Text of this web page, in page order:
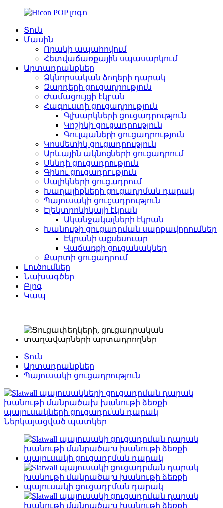
Տուն
Մասին
Որակի ապահովում
Հետվաճառքային սպասարկում
Արտադրանքներ
Ձկնորսական ձողերի դարակ
Զարդերի ցուցադրություն
Ժամացույցի էկրան
Հագուստի ցուցադրություն
Գլխարկների ցուցադրություն
Կոշիկի ցուցադրություն
Գուլպաների ցուցադրություն
Կոսմետիկ ցուցադրություն
Արևային ակնոցների ցուցադրում
Սննդի ցուցադրություն
Գինու ցուցադրություն
Սալիկների ցուցադրում
Խաղալիքների ցուցադրման դարակ
Պայուսակի ցուցադրություն
Էլեկտրոնիկայի էկրան
Ականջակալների էկրան
Խանութի ցուցադրման սարքավորումներ
Էկրանի աքսեսուար
Վաճառքի ցուցանակներ
Քարտի ցուցադրում
Լուծումներ
Նախագծեր
Բլոգ
Կապ
Տուն
Արտադրանքներ
Պայուսակի ցուցադրություն